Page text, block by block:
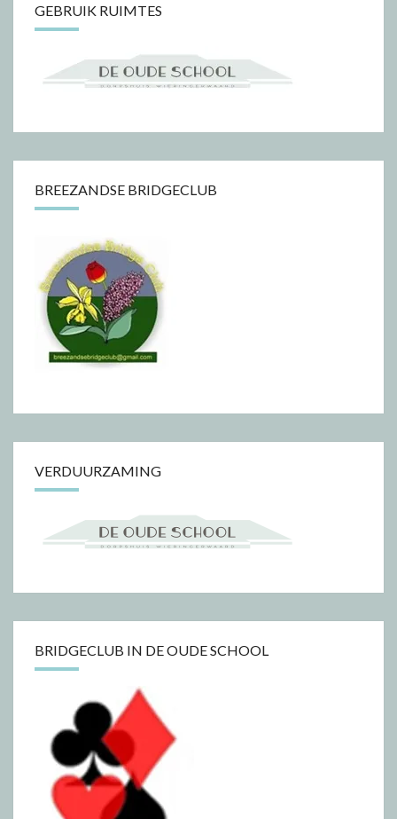
GEBRUIK RUIMTES
BREEZANDSE BRIDGECLUB
VERDUURZAMING
BRIDGECLUB IN DE OUDE SCHOOL